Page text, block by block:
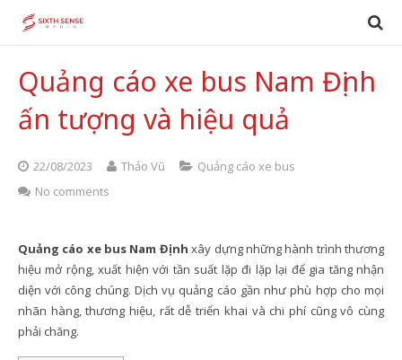
Quảng cáo xe bus Nam Định
ấn tượng và hiệu quả
22/08/2023 Thảo Vũ
Quảng cáo xe bus
No comments
Quảng cáo xe bus Nam Địnhxây dựng những hành trình thương
hiệu mở rộng, xuất hiện với tần suất lặp đi lặp lại để gia tăng nhận
diện với công chúng. Dịch vụ quảng cáo gần như phù hợp cho mọi
nhãn hàng, thương hiệu, rất dễ triển khai và chi phí cũng vô cùng
phải chăng.